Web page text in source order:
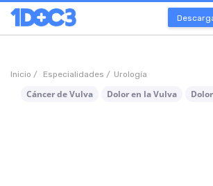
Inicio / Especialidades / Urología
Cáncer de Vulva Dolor en la Vulva